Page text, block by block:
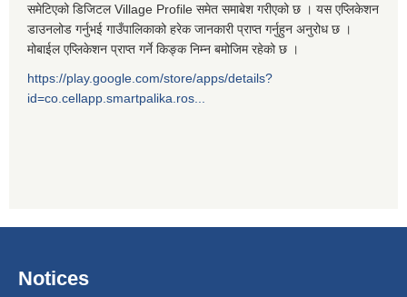
समेटिएको डिजिटल Village Profile समेत समाबेश गरीएको छ । यस एप्लिकेशन
डाउनलोड गर्नुभई गाउँपालिकाको हरेक जानकारी प्राप्त गर्नुहुन अनुरोध छ ।
मोबाईल एप्लिकेशन प्राप्त गर्ने किङ्क निम्न बमोजिम रहेको छ ।
https://play.google.com/store/apps/details?
id=co.cellapp.smartpalika.ros...
Notices